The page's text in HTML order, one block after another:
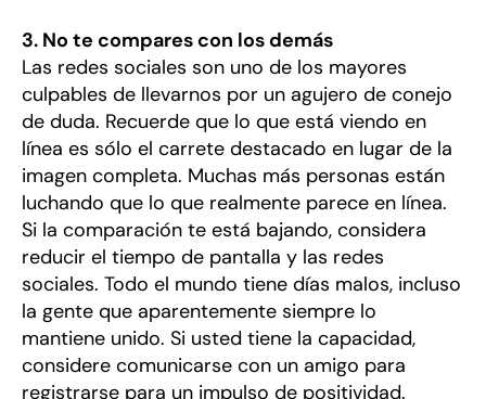
3. No te compares con los demás
Las redes sociales son uno de los mayores
culpables de llevarnos por un agujero de conejo
de duda. Recuerde que lo que está viendo en
línea es sólo el carrete destacado en lugar de la
imagen completa. Muchas más personas están
luchando que lo que realmente parece en línea.
Si la comparación te está bajando, considera
reducir el tiempo de pantalla y las redes
sociales. Todo el mundo tiene días malos, incluso
la gente que aparentemente siempre lo
mantiene unido. Si usted tiene la capacidad,
considere comunicarse con un amigo para
registrarse para un impulso de positividad.